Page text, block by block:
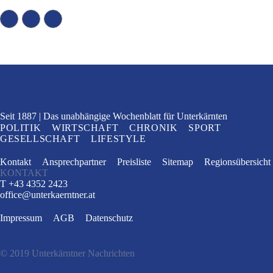
Seit 1887 Das unabhängige Wochenblatt für Unterkärnten
POLITIK
WIRTSCHAFT CHRONIK
SPORT
GESELLSCHAFT
LIFESTYLE
Kontakt Ansprechpartner Preisliste Sitemap
Regionsübersicht
KONTAKT
T +43 4352 2423
office@unterkaerntner.at
Impressum AGB Datenschutz
© 2019 Unterkärntner Nachrichten